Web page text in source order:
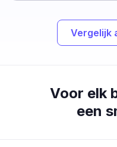
Vergelijk
Voor elk
een